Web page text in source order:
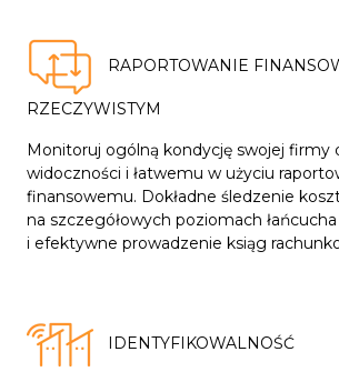
RAPORTOWANIE
RZECZYWISTYM
Monitoruj ogólną kondycję swojej firmy
widoczności i łatwemu w użyciu
finansowemu. Dokładne śledzenie
na szczegółowych poziomach
i efektywne prowadzenie ksiąg
IDENTYFIKOWALNOŚĆ